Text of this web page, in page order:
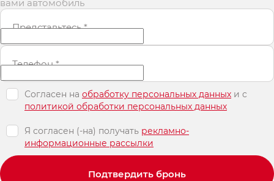
вами автомобиль
Представьтесь*
Телефон*
Согласен на обработку персональных данных и c
политикой обработки персональных данных
Я согласен (-на) получать рекламно-
информационные рассылки
Подтвердить бронь